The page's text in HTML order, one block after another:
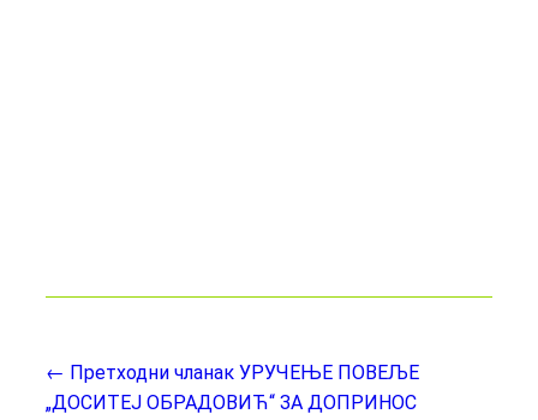
← Претходни чланак УРУЧЕЊЕ ПОВЕЉЕ
„ДОСИТЕЈ ОБРАДОВИЋ“ ЗА ДОПРИНОС